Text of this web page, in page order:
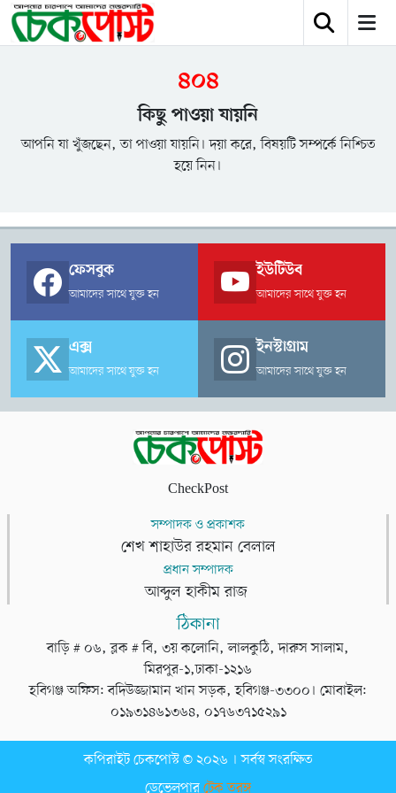
৪০৪
কিছু পাওয়া যায়নি
আপনি যা খুঁজছেন, তা পাওয়া যায়নি। দয়া করে, বিষয়টি সম্পর্কে নিশ্চিত
হয়ে নিন।
ফেসবুক
আমাদের সাথে যুক্ত হন
ইউটিউব
আমাদের সাথে যুক্ত হন
এক্স
আমাদের সাথে যুক্ত হন
ইনস্টাগ্রাম
আমাদের সাথে যুক্ত হন
CheckPost
সম্পাদক ও প্রকাশক
শেখ শাহাউর রহমান বেলাল
প্রধান সম্পাদক
আব্দুল হাকীম রাজ
ঠিকানা
বাড়ি # ০৬, ব্লক # বি, ৩য় কলোনি, লালকুঠি, দারুস সালাম,
মিরপুর-১,ঢাকা-১২১৬
হবিগঞ্জ অফিস: বদিউজ্জামান খান সড়ক, হবিগঞ্জ-৩৩০০। মোবাইল:
০১৯৩১৪৬১৩৬৪, ০১৭৬৩৭১৫২৯১
কপিরাইট চেকপোস্ট © ২০২৬ । সর্বস্ব সংরক্ষিত
ডেভেলপারটেক তরঙ্গ